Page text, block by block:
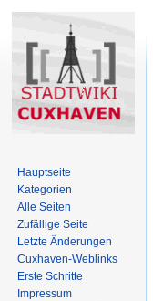
Hauptseite
Kategorien
Alle Seiten
Zufällige Seite
Letzte Änderungen
Cuxhaven-Weblinks
Erste Schritte
Impressum